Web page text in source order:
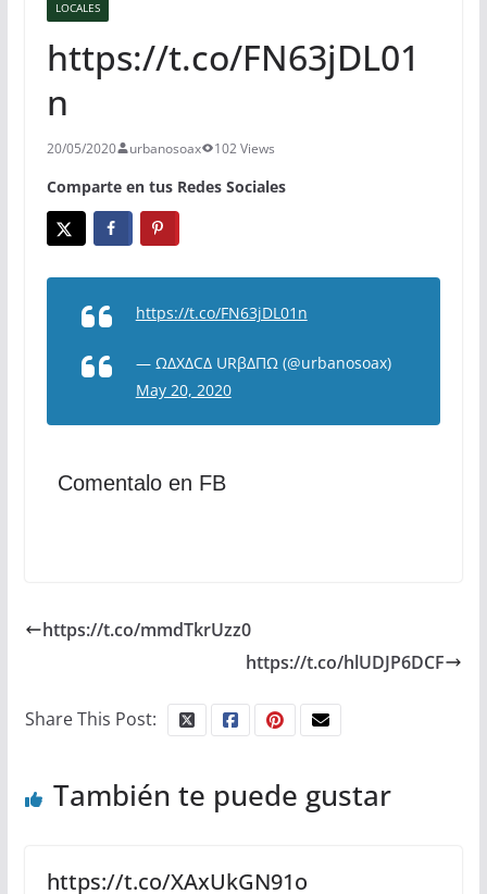
LOCALES
https://t.co/FN63jDL01
n
20/05/2020 urbanosoax 102 Views
Comparte en tus Redes Sociales
https://t.co/FN63jDL01n
— ΩΔXΔCΔ URβΔΠΩ (@urbanosoax)
May 20, 2020
Comentalo en FB
https://t.co/mmdTkrUzz0
https://t.co/hlUDJP6DCF
Share This Post:
También te puede gustar
https://t.co/XAxUkGN91o